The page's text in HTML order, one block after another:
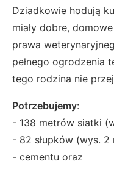
Dziadkowie hodują
miały dobre,
prawa
pełnego ogrodzenia
tego rodzina nie
Potrzebujemy:
- 138 metrów siatki
- 82 słupków (wys. 2
- cementu oraz